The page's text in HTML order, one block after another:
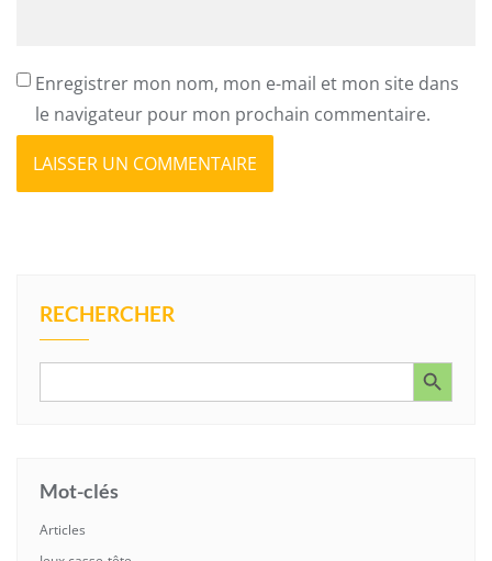
Enregistrer mon nom, mon e-mail et mon site dans
le navigateur pour mon prochain commentaire.
RECHERCHER
Search Search Button
Mot-clés
Articles